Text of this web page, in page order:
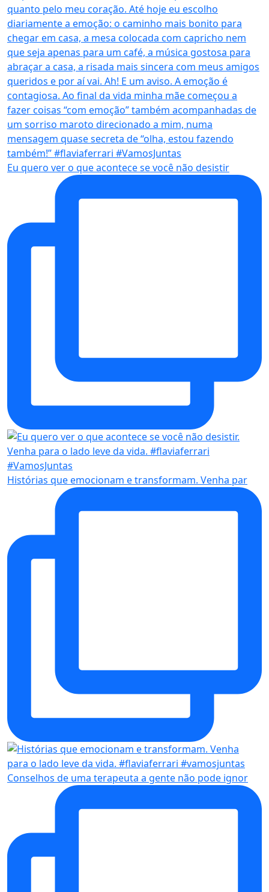
Eu quero ver o que acontece se você não desistir
Histórias que emocionam e transformam. Venha par
Conselhos de uma terapeuta a gente não pode ignor